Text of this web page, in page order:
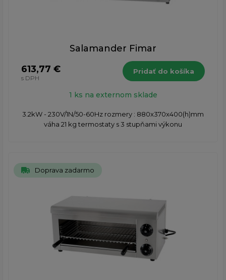
Salamander Fimar
613,77 €
s DPH
Pridať do košíka
1 ks na externom sklade
3.2kW - 230V/1N/50-60Hz rozmery : 880x370x400(h)mm
váha 21 kg termostaty s 3 stupňami výkonu
Doprava zadarmo